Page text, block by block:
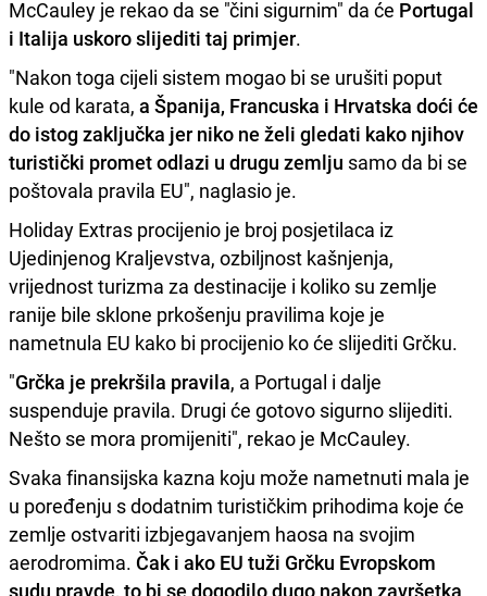
McCauley je rekao da se "čini sigurnim" da će Portugal
i Italija uskoro slijediti taj primjer.
"Nakon toga cijeli sistem mogao bi se urušiti poput
kule od karata, a Španija, Francuska i Hrvatska doći će
do istog zaključka jer niko ne želi gledati kako njihov
turistički promet odlazi u drugu zemlju samo da bi se
poštovala pravila EU", naglasio je.
Holiday Extras procijenio je broj posjetilaca iz
Ujedinjenog Kraljevstva, ozbiljnost kašnjenja,
vrijednost turizma za destinacije i koliko su zemlje
ranije bile sklone prkošenju pravilima koje je
nametnula EU kako bi procijenio ko će slijediti Grčku.
"Grčka je prekršila pravila, a Portugal i dalje
suspenduje pravila. Drugi će gotovo sigurno slijediti.
Nešto se mora promijeniti", rekao je McCauley.
Svaka finansijska kazna koju može nametnuti mala je
u poređenju s dodatnim turističkim prihodima koje će
zemlje ostvariti izbjegavanjem haosa na svojim
aerodromima. Čak i ako EU tuži Grčku Evropskom
sudu pravde, to bi se dogodilo dugo nakon završetka